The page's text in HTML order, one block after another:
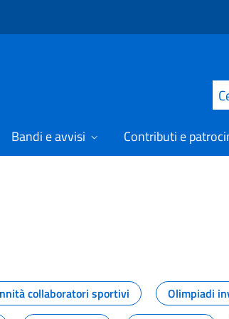
Bandi e avvisi Contributi e
lo sport
collaboratori sportivi Olimpiadi